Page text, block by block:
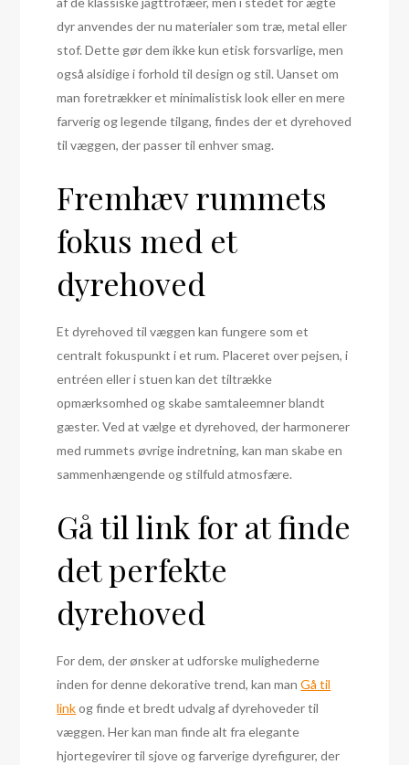
dyr anvendes der nu materialer som træ, metal eller
stof. Dette gør dem ikke kun etisk forsvarlige, men
også alsidige i forhold til design og stil. Uanset om
man foretrækker et minimalistisk look eller en mere
farverig og legende tilgang, findes der et dyrehoved
til væggen, der passer til enhver smag.
Fremhæv rummets
fokus med et
dyrehoved
Et dyrehoved til væggen kan fungere som et
centralt fokuspunkt i et rum. Placeret over pejsen, i
entréen eller i stuen kan det tiltrække
opmærksomhed og skabe samtaleemner blandt
gæster. Ved at vælge et dyrehoved, der harmonerer
med rummets øvrige indretning, kan man skabe en
sammenhængende og stilfuld atmosfære.
Gå til link for at finde
det perfekte
dyrehoved
For dem, der ønsker at udforske mulighederne
inden for denne dekorative trend, kan manGå til
linkog finde et bredt udvalg af dyrehoveder til
væggen. Her kan man finde alt fra elegante
hjortegevirer til sjove og farverige dyrefigurer, der